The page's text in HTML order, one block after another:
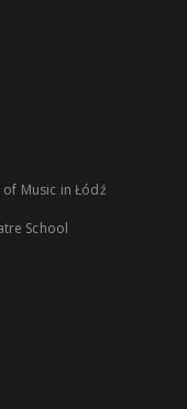
Music in Łódź
School